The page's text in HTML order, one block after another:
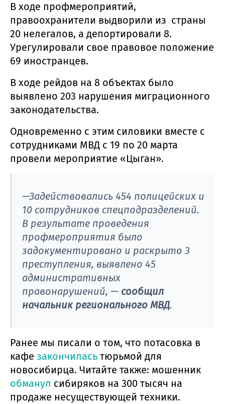
В ходе профмероприятий,
правоохранители выдворили из страны
20 нелегалов, а депортировали 8.
Урегулировали свое правовое положение
69 иностранцев.
В ходе рейдов на 8 объектах было
выявлено 203 нарушения миграционного
законодательства.
Одновременно с этим силовики вместе с
сотрудниками МВД с 19 по 20 марта
провели мероприятие «Цыган».
—Задействовались 454 полицейских и
10 сотрудников спецподразделений.
В результате проведения
профмероприятия было
задокументировано и раскрыто 3
преступления, выявлено 45
административных
правонарушений, — сообщил
начальник регионального МВД.
Ранее мы писали о том, что потасовка в
кафе закончилась тюрьмой для
новосибирца. Читайте также: мошенник
обманул сибиряков на 300 тысяч на
продаже несуществующей техники.